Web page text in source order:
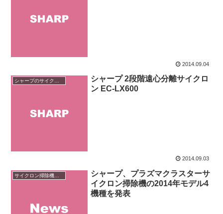
2014.09.04
シャープのサイクロン掃除機
シャープ 2段階遠心分離サイクロ
ン EC-LX600
2014.09.03
サイクロン掃除機のニュース
シャープ、プラズマクラスターサ
イクロン掃除機の2014年モデル4
機種を発表